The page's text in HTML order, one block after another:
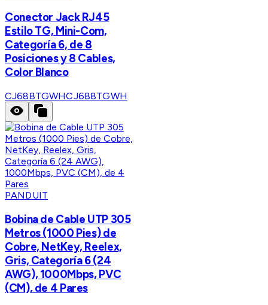
Conector Jack RJ45
Estilo TG, Mini-Com,
Categoría 6, de 8
Posiciones y 8 Cables,
Color Blanco
CJ688TGWHCJ688TGWH
PANDUIT
Bobina de Cable UTP 305
Metros (1000 Pies) de
Cobre, NetKey, Reelex,
Gris, Categoría 6 (24
AWG), 1000Mbps, PVC
(CM), de 4 Pares